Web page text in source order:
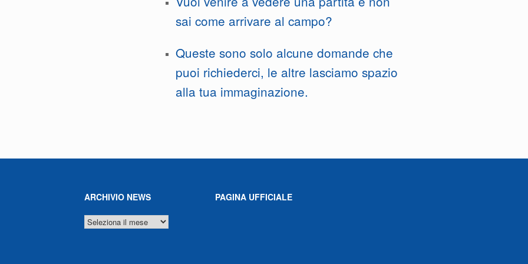
sai come arrivare al campo?
Queste sono solo alcune domande che
puoi richiederci, le altre lasciamo spazio
alla tua immaginazione.
ARCHIVIO NEWS
ARCHIVIO
NEWS
PAGINA UFFICIALE